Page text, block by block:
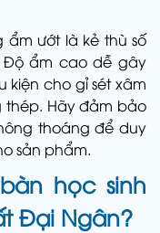
ẩm ướt là kẻ thù số
Độ ẩm cao dễ gây
kiện cho gỉ sét xâm
Hãy đảm bảo
thoáng để duy
sản phẩm.
học sinh
Đại Ngân?